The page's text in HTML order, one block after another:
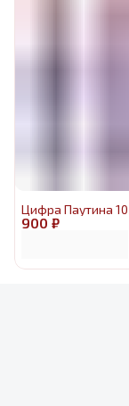
900 ₽
Цифра Паутина